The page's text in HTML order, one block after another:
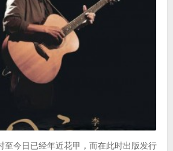
至今日已经年近花甲，而在此时出版发行